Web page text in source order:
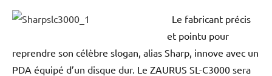
Le fabricant précis
et pointu pour
reprendre son célèbre slogan, alias Sharp, innove avec un
PDA équipé d’un disque dur. Le ZAURUS SL-C3000 sera